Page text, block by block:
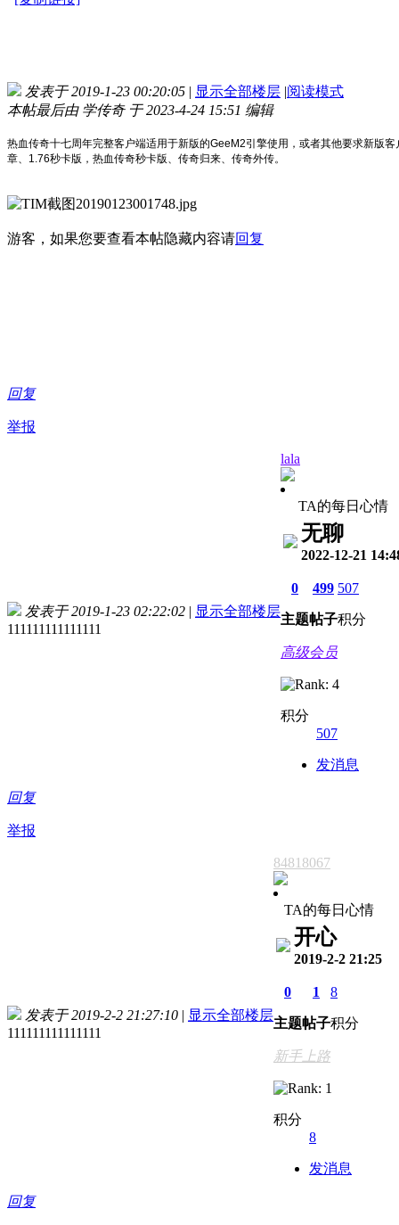
发表于 2019-1-23 00:20:05 | 显示全部楼层 |阅读模式
本帖最后由 学传奇 于 2023-4-24 15:51 编辑
热血传奇十七周年完整客户端适用于新版的GeeM2引擎使用，或者其他要求新版
章、1.76秒卡版，热血传奇秒卡版、传奇归来、传奇外传。
游客，如果您要查看本帖隐藏内容请回复
回复
举报
发表于 2019-1-23 02:22:02 | 显示全部楼层
111111111111111
lala
TA的每日心情
无聊
2022-12-21
0
主题
499
帖子
507
积分
高级会员
积分
507
发消息
回复
举报
发表于 2019-2-2 21:27:10 | 显示全部楼层
111111111111111
84818067
TA的每日心情
开心
2019-2-2 21:25
0
主题
1
帖子
8
积分
新手上路
积分
8
发消息
回复